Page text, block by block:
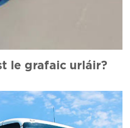
le grafaic urláir?